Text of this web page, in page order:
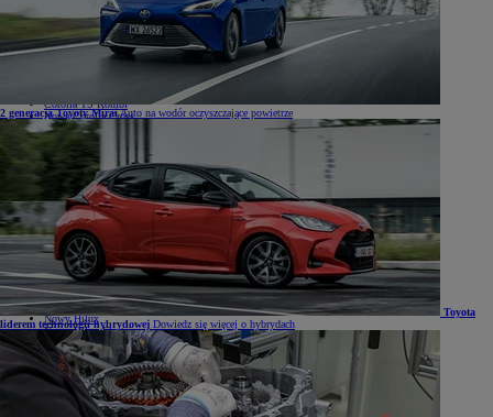
2 generacja Toyoty MiraiAuto na wodór oczyszczające powietrze
Toyota
liderem technologii hybrydowej Dowiedz się więcej o hybrydach
Nowe Aygo X
Yaris
GR Yaris
Yaris Cross
Nowy Yaris Cross
Corolla TS Kombi
Nowa Corolla Cross
Toyota C-HR
Toyota C-HR Plug-in
Nowa Toyota C-HR+
Nowa Toyota bZ4X
Nowa Toyota bZ4X Touring
Prius
Mirai
Nowy RAV4
Land Cruiser
Nowy GR GT
Samochody dostawcze
Hilux
Nowy Hilux
Nowy Hilux Electric
PROACE Max
PROACE
PROACE Verso
PROACE CITY
PROACE CITY Verso
Samochody używane